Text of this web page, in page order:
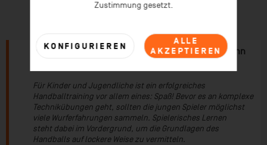
Handballtraining mit Spaßgarantie – Erst Spaß, dann
Für Kinder und Jugendliche ist ein erfolgreiches
Handballtraining vor allem eines: Spaß! Bevor es an komplexe
Technikübungen geht, sollten die jungen Spieler möglichst
viele Wurferfahrungen sammeln. Spielerisches Lernen
steht dabei im Vordergrund, um die Grundlagen des
Handballs auf lockere Weise zu vermitteln.
Zustimmung gesetzt.
ALLE
AKZEPTIEREN
KONFIGURIEREN